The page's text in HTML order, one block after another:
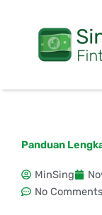
Panduan
MinSing
No Comments